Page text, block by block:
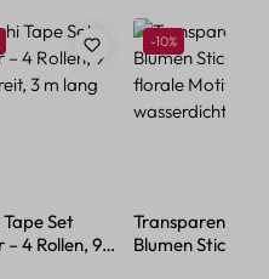
Set
– 4 Rollen, 9
Rabatt
-10%
Transparente
Blumen Sticker